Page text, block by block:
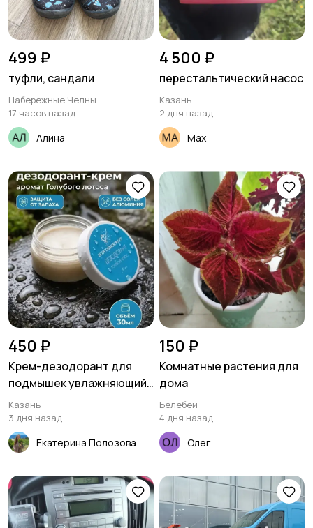
499 ₽
туфли, сандали
Набережные Челны
17 часов назад
Алина
4 500 ₽
перестальтический насос
Казань
2 дня назад
Max
450 ₽
Крем-дезодорант для
подмышек увлажняющий
Голубой лотос
Казань
3 дня назад
Екатерина Полозова
150 ₽
Комнатные растения для
дома
Белебей
4 дня назад
Олег